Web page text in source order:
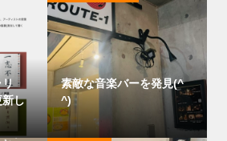
リ
新し
素敵な音楽バーを発見(^
^)